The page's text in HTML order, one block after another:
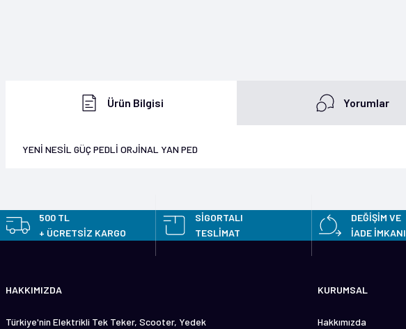
Ürün Bilgisi Yorumlar
YENİ NESİL GÜÇ PEDLİ ORJİNAL YAN PED
Görüş ve önerileriniz için teşekkür ederiz.
Ürün bilgilerinde hatalar bulunuyor.
500 TL
+ ÜCRETSİZ KARGO
SİGORTALI
TESLİMAT
DEĞİŞİM VE
İADE İMKANI
HAKKIMIZDA
Türkiye'nin Elektrikli Tek Teker, Scooter, Yedek
KURUMSAL
Hakkımızda